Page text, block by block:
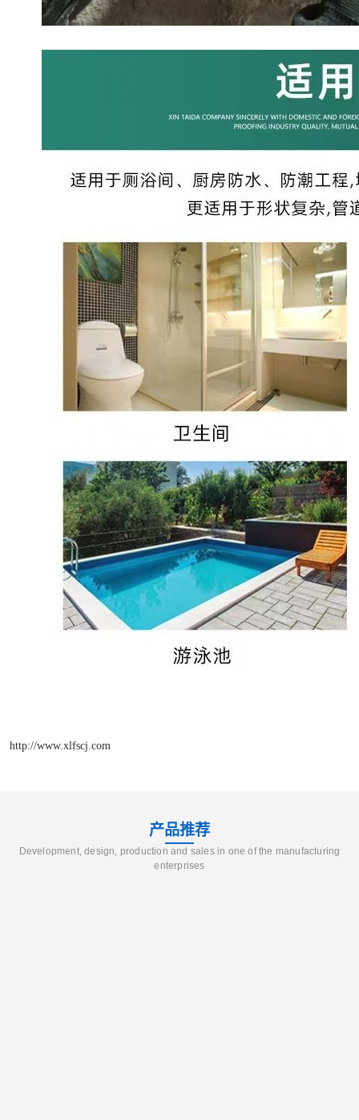
http://www.xlfscj.com
产品推荐
Development, design, production and sales in one of the manufacturing
enterprises